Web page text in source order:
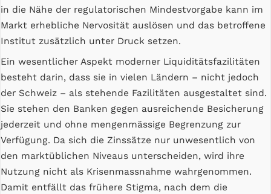
in die Nähe der regulatorischen Mindestvorgabe kann im
Markt erhebliche Nervosität auslösen und das betroffene
Institut zusätzlich unter Druck setzen.
Ein wesentlicher Aspekt moderner Liquiditätsfazilitäten
besteht darin, dass sie in vielen Ländern – nicht jedoch
der Schweiz – als stehende Fazilitäten ausgestaltet sind.
Sie stehen den Banken gegen ausreichende Besicherung
jederzeit und ohne mengenmässige Begrenzung zur
Verfügung. Da sich die Zinssätze nur unwesentlich von
den marktüblichen Niveaus unterscheiden, wird ihre
Nutzung nicht als Krisenmassnahme wahrgenommen.
Damit entfällt das frühere Stigma, nach dem die